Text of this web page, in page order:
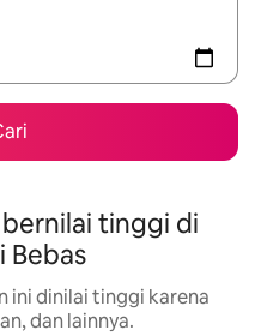
tinggi di
Bebas
ini dinilai tinggi karena
dan lainnya.